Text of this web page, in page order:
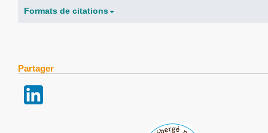
Formats de citations
Partager